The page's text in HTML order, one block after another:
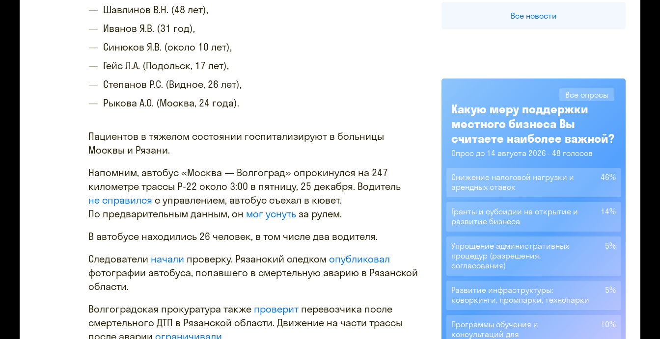
Шавлинов В.Н. (48 лет),
Иванов Я.В. (31 год),
Синюков Я.В. (около 10 лет),
Гейс Л.А. (Подольск, 17 лет),
Степанов Р.С. (Видное, 26 лет),
Рыкова А.О. (Москва, 24 года).
Пациентов в тяжелом состоянии госпитализируют в больницы
Москвы и Рязани.
Напомним, автобус «Москва — Волгоград» опрокинулся на 247
километре трассы Р-22 около 3:00 в пятницу, 25 декабря. Водитель
не справился с управлением, автобус съехал в кювет.
По предварительным данным, он мог уснуть за рулем.
В автобусе находились 26 человек, в том числе два водителя.
Следователи начали проверку. Рязанский следком опубликовал
фотографии автобуса, попавшего в смертельную аварию в Рязанской
области.
Волгоградская прокуратура также проверит перевозчика после
смертельного ДТП в Рязанской области. Движение на части трассы
после аварии ограничивали.
Все новости
Все опросы
Какую меру поддержки
местного бизнеса Вы
считаете наиболее важной?
Опрос до 14 августа 2026 48 голосов
Снижение налоговой нагрузки и
арендных ставок
46%
Гранты и субсидии на открытие и
развитие бизнеса
14%
Упрощение административных
процедур (разрешения,
согласования)
5%
Развитие инфраструктуры:
коворкинги, промпарки, технопарки
5%
Программы обучения и
консультаций для
10%